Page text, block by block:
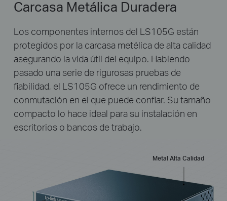
Carcasa Metálica Duradera
Los componentes internos del LS105G están
protegidos por la carcasa metélica de alta calidad
asegurando la vida útil del equipo. Habiendo
pasado una serie de rigurosas pruebas de
fiabilidad, el LS105G ofrece un rendimiento de
conmutación en el que puede confiar. Su tamaño
compacto lo hace ideal para su instalación en
escritorios o bancos de trabajo.
Metal Alta Calidad